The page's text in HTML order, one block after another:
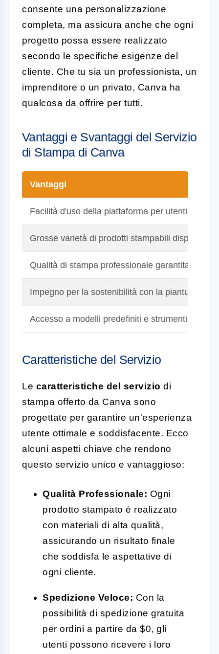
consente una personalizzazione
completa, ma assicura anche che ogni
progetto possa essere realizzato
secondo le specifiche esigenze del
cliente. Che tu sia un professionista, un
imprenditore o un privato, Canva ha
qualcosa da offrire per tutti.
Vantaggi e Svantaggi del Servizio
di Stampa di Canva
Vantaggi
Facilità d'uso della piattaforma per utenti di
Grosse varietà di prodotti stampabili disponibili
Qualità di stampa professionale garantita
Impegno per la sostenibilità con la
Accesso a modelli predefiniti e strumenti di
Caratteristiche del Servizio
Le caratteristiche del servizio di
stampa offerto da Canva sono
progettate per garantire un'esperienza
utente ottimale e soddisfacente. Ecco
alcuni aspetti chiave che rendono
questo servizio unico e vantaggioso:
Qualità Professionale: Ogni
prodotto stampato è realizzato
con materiali di alta qualità,
assicurando un risultato finale
che soddisfa le aspettative di
ogni cliente.
Spedizione Veloce: Con la
possibilità di spedizione gratuita
per ordini a partire da $0, gli
utenti possono ricevere i loro